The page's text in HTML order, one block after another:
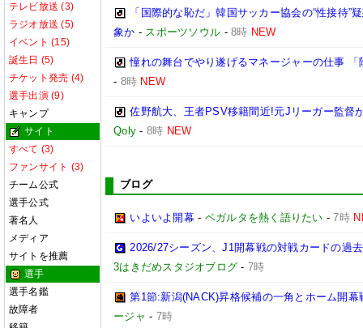
テレビ放送 (3)
ラジオ放送 (5)
イベント (15)
誕生日 (5)
チケット発売 (4)
選手出演 (9)
キャンプ
サイト
すべて (3)
ファンサイト (3)
チーム公式
選手公式
著名人
メディア
サイトを推薦
選手
選手名鑑
故障者
「国際的な恥だ」韓国サッカー協会の“性接待
象か - スポーツソウル -8時 NEW
憧れの舞台でやり遂げるマネージャーの仕事
- 8時 NEW
佐野航大、王者PSV移籍間近!元Jリーガー監
Qoly - 8時 NEW
ブログ
いよいよ開幕- ベガルタを熱く語りたい -7時
2026/27シーズン、J1開幕戦の対戦カードの過
3はきだめスタジオブログ -7時
第1節:新潟(NACK)昇格候補の一角とホーム開幕
ージャ - 7時